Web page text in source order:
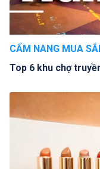
CẨM NANG MUA
Top 6 khu chợ